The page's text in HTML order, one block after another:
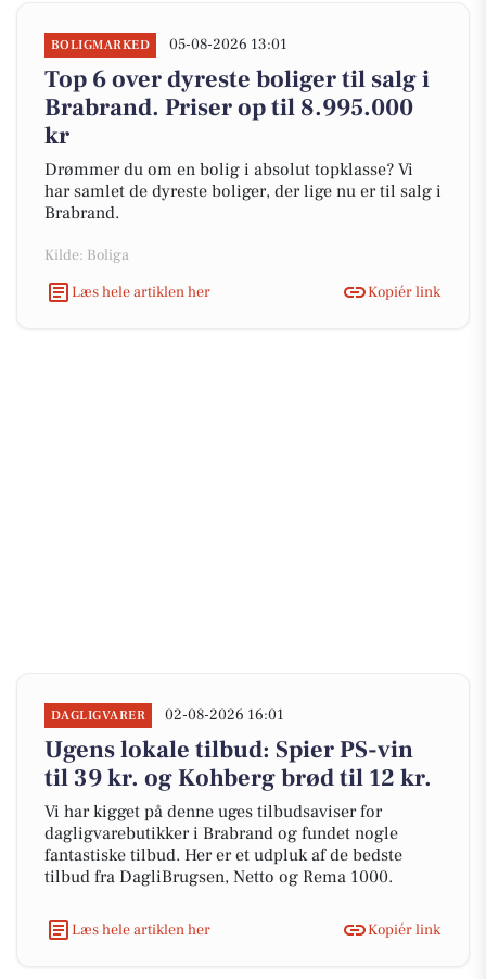
BOLIGMARKED 05-08-2026 13:01
Top 6 over dyreste boliger til salg i
Brabrand. Priser op til 8.995.000
kr
Drømmer du om en bolig i absolut topklasse? Vi
har samlet de dyreste boliger, der lige nu er til salg i
Brabrand.
Kilde: Boliga
Læs hele artiklen her
Kopiér link
DAGLIGVARER 02-08-2026 16:01
Ugens lokale tilbud: Spier PS-vin
til 39 kr. og Kohberg brød til 12 kr.
Vi har kigget på denne uges tilbudsaviser for
dagligvarebutikker i Brabrand og fundet nogle
fantastiske tilbud. Her er et udpluk af de bedste
tilbud fra DagliBrugsen, Netto og Rema 1000.
Læs hele artiklen her Kopiér link